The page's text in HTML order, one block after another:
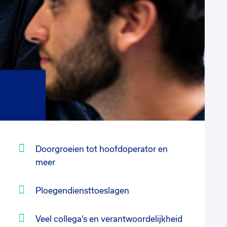
Doorgroeien tot hoofdoperator en
meer
Ploegendiensttoeslagen
Veel collega’s en verantwoordelijkheid